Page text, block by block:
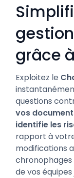
grâce
Exploitez le
questions
vos
identifie les
rapport à
modifications
de vos équipes